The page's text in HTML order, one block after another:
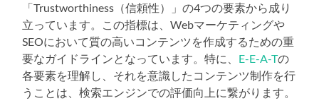
「Trustworthiness（信頼性）」の4つの要素から成り
立っています。この指標は、Webマーケティングや
SEOにおいて質の高いコンテンツを作成するための重
要なガイドラインとなっています。特に、 E-E-A-Tの
各要素を理解し、それを意識したコンテンツ制作を行
うことは、検索エンジンでの評価向上に繋がります。